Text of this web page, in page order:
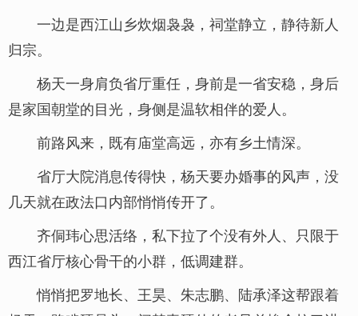
一边是西江山乡炊烟袅袅，祠堂静立，静待新人
归宗。
杨天一身肩负省厅重任，身前是一省安稳，身后
是家国朝堂的目光，身侧是温软相伴的爱人。
前路风来，既有庙堂高远，亦有乡土情深。
省厅大院消息传得快，杨天要办婚事的风声，没
几天就在政法口内部悄悄传开了。
齐侗玮心思活络，私下拉了个没有外人、只限于
西江省厅核心骨干的小群，低调建群。
悄悄把罗地长、王昊、朱志鹏、陆承泽这帮跟着